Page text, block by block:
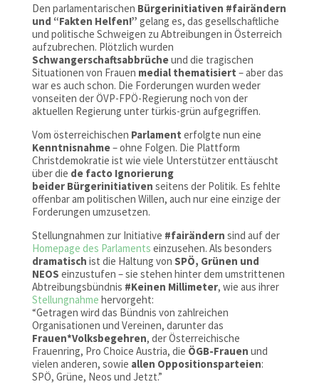
Den parlamentarischen Bürgerinitiativen #fairändern
und “Fakten Helfen!” gelang es, das gesellschaftliche
und politische Schweigen zu Abtreibungen in Österreich
aufzubrechen. Plötzlich wurden
Schwangerschaftsabbrücheund die tragischen
Situationen von Frauen medial thematisiert – aber das
war es auch schon. Die Forderungen wurden weder
vonseiten der ÖVP-FPÖ-Regierung noch von der
aktuellen Regierung unter türkis-grün aufgegriffen.
Vom österreichischen Parlament erfolgte nun eine
Kenntnisnahme– ohne Folgen. Die Plattform
Christdemokratie ist wie viele Unterstützer enttäuscht
über die de facto Ignorierung
beider Bürgerinitiativen seitens der Politik. Es fehlte
offenbar am politischen Willen, auch nur eine einzige der
Forderungen umzusetzen.
Stellungnahmen zur Initiative #fairändern sind auf der
Homepage des Parlaments einzusehen. Als besonders
dramatisch ist die Haltung von SPÖ, Grünen und
NEOS einzustufen – sie stehen hinter dem umstrittenen
Abtreibungsbündnis #Keinen Millimeter, wie aus ihrer
Stellungnahme hervorgeht:
“Getragen wird das Bündnis von zahlreichen
Organisationen und Vereinen, darunter das
Frauen*Volksbegehren, der Österreichische
Frauenring, Pro Choice Austria, die ÖGB-Frauen und
vielen anderen, sowie allen Oppositionsparteien:
SPÖ, Grüne, Neos und Jetzt.”